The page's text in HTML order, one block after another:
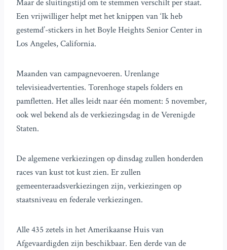
Maar de sluitingstijd om te stemmen verschilt per staat.
Een vrijwilliger helpt met het knippen van ‘Ik heb
gestemd’-stickers in het Boyle Heights Senior Center in
Los Angeles, California.
Maanden van campagnevoeren. Urenlange
televisieadvertenties. Torenhoge stapels folders en
pamfletten. Het alles leidt naar één moment: 5 november,
ook wel bekend als de verkiezingsdag in de Verenigde
Staten.
De algemene verkiezingen op dinsdag zullen honderden
races van kust tot kust zien. Er zullen
gemeenteraadsverkiezingen zijn, verkiezingen op
staatsniveau en federale verkiezingen.
Alle 435 zetels in het Amerikaanse Huis van
Afgevaardigden zijn beschikbaar. Een derde van de